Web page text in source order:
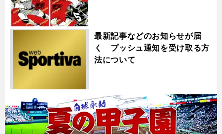
最新記事などのお知らせが届
く プッシュ通知を受け取る方
法について